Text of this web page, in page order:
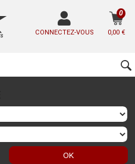
CONNECTEZ-VOUS 0,00 €
0
OK